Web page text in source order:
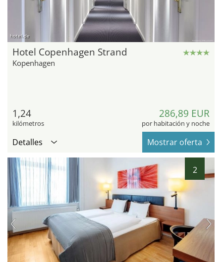
hotel.de
Hotel Copenhagen Strand
Kopenhagen
1,24
kilómetros
286,89 EUR
por habitación y noche
Detalles Mostrar oferta
2